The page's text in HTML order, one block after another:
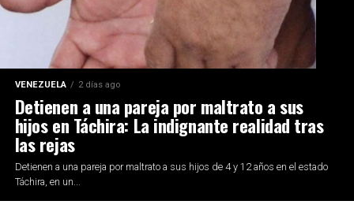
VENEZUELA 2 días ago
Detienen a una pareja por maltrato a sus
hijos en Táchira: La indignante realidad tras
las rejas
Detienen a una pareja por maltrato a sus hijos de 4 y 12 años en el estado
Táchira, en un...